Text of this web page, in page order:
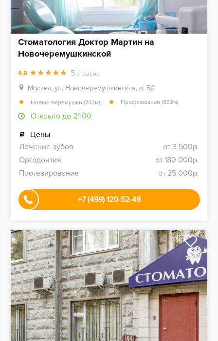
Стоматология Доктор Мартин на
Новочеремушкинской
4.8 5 отзывов
Москва, ул. Новочеремушкинская, д. 50
Новые Черемушки (742м), Профсоюзная (833м)
Открыто до 21:00
Цены
Лечение зубов
от 3 500р.
Ортодонтия
от 180 000р.
Протезирование
от 25 000р.
+7 (499) 120-52-48